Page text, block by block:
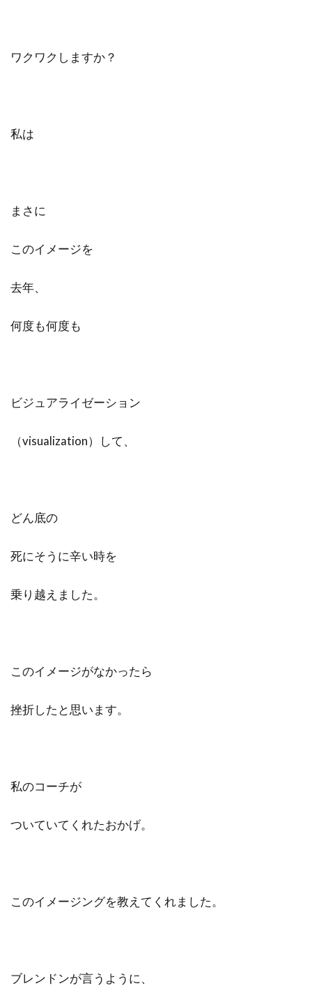
ワクワクしますか？
私は
まさに
このイメージを
去年、
何度も何度も
ビジュアライゼーション
（visualization）して、
どん底の
死にそうに辛い時を
乗り越えました。
このイメージがなかったら
挫折したと思います。
私のコーチが
ついていてくれたおかげ。
このイメージングを教えてくれました。
ブレンドンが言うように、